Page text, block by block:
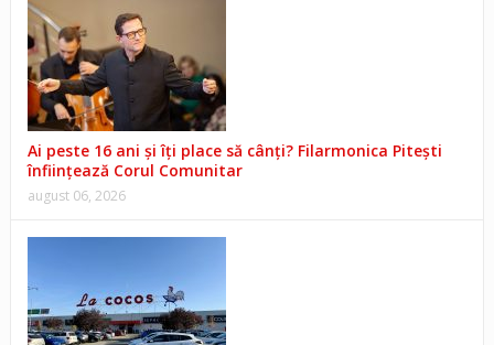
Ai peste 16 ani și îți place să cânți? Filarmonica Pitești
înființează Corul Comunitar
august 06, 2026